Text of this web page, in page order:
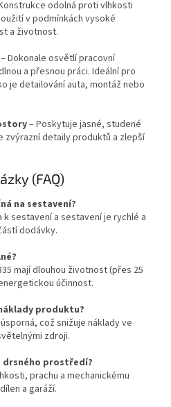
odolná proti vlhkosti
v podmínkách vysoké
a životnost.
– Dokonale osvětlí pracovní
a přesnou práci. Ideální pro
je detailování auta, montáž nebo
– Poskytuje jasné, studené
zvýrazní detaily produktů a zlepší
(FAQ)
na sestavení?
k sestavení a sestavení je rychlé a
dodávky.
mají dlouhou životnost (přes 25
účinnost.
produktu?
což snižuje náklady ve
zdroji.
drsného prostředí?
prachu a mechanickému
a garáží.